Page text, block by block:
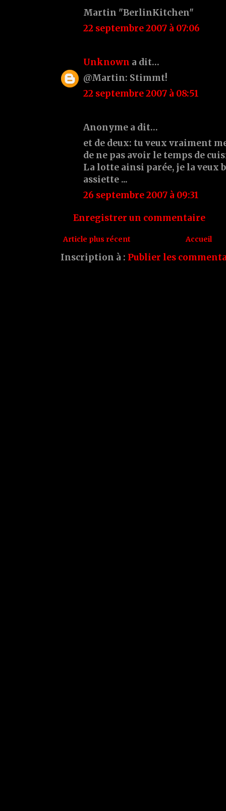
Martin "BerlinKitchen"
22 septembre 2007 à 07:06
Unknown a dit…
@Martin: Stimmt!
22 septembre 2007 à 08:51
Anonyme a dit…
et de deux: tu veux vraiment
de ne pas avoir le temps de
La lotte ainsi parée, je la veux
assiette ...
26 septembre 2007 à 09:31
Enregistrer un commentaire
Article plus récent Accueil
Inscription à : Publier les